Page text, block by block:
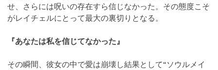
せ、さらには呪いの存在すら信じなかった。その態度こそ
がレイチェルにとって最大の裏切りとなる。
『あなたは私を信じてなかった』
その瞬間、彼女の中で愛は崩壊し結果として“ソウルメイ